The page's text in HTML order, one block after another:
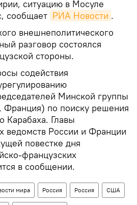
ситуацию в Мосуле
сообщает РИА Новости .
внешнеполитического
разговор состоялся
стороны.
содействия
Минской группы
по поиску решения
Карабаха. Главы
ведомств России и Франции
повестке дня
французских
в сообщении.
мира Россия Россия США